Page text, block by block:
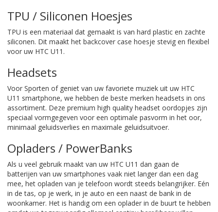
TPU / Siliconen Hoesjes
TPU is een materiaal dat gemaakt is van hard plastic en zachte
siliconen. Dit maakt het backcover case hoesje stevig en flexibel
voor uw HTC U11.
Headsets
Voor Sporten of geniet van uw favoriete muziek uit uw HTC
U11 smartphone, we hebben de beste merken headsets in ons
assortiment. Deze premium high quality headset oordopjes zijn
speciaal vormgegeven voor een optimale pasvorm in het oor,
minimaal geluidsverlies en maximale geluidsuitvoer.
Opladers / PowerBanks
Als u veel gebruik maakt van uw HTC U11 dan gaan de
batterijen van uw smartphones vaak niet langer dan een dag
mee, het opladen van je telefoon wordt steeds belangrijker. Eén
in de tas, op je werk, in je auto en een naast de bank in de
woonkamer. Het is handig om een oplader in de buurt te hebben